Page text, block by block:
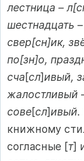
лестница –
шестнадцать
свер[сн]ик,
по[зн]о,
сча[сл]ивый,
жалостливый
сове[сл]ивый.
книжному
согласные [т]